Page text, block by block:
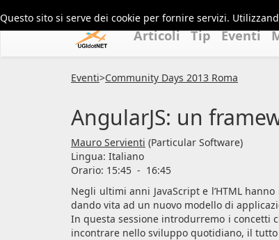
Questo sito si serve dei cookie per fornire servizi.
Articoli Tip Eventi
Eventi>Community Days 2013 Roma
AngularJS: un
Mauro Servienti (Particular Software)
Lingua: Italiano
Orario: 15:45 - 16:45
Negli ultimi anni JavaScript e l’HTML
dando vita ad un nuovo modello di
In questa sessione introdurremo i concetti
incontrare nello sviluppo quotidiano, il tutto